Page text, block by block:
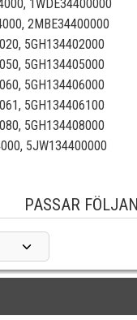
1WDE34400000
2MBE34400000
5GH134402000
5GH134405000
5GH134406000
5GH134406100
5GH134408000
5JW134400000
PASSAR